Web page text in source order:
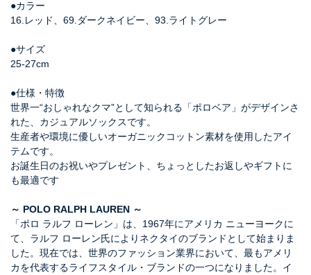
●カラー
16.レッド、69.ダークネイビー、93.ライトグレー
●サイズ
25-27cm
●仕様・特徴
世界一“おしゃれなクマ”として知られる「ポロベア」がデザインさ
れた、カジュアルソックスです。
生産者や環境に優しいオーガニックコットン素材を使用したアイ
テムです。
お誕生日のお祝いやプレゼント、ちょっとしたお返しやギフトに
も最適です
～ POLO RALPH LAUREN ～
「ポロ ラルフ ローレン」は、1967年にアメリカ ニューヨークに
て、ラルフ ローレン氏によりネクタイのブランドとして始まりま
した。現在では、世界のファッション業界において、最もアメリ
カを代表するライフスタイル・ブランドの一つになりました。イ